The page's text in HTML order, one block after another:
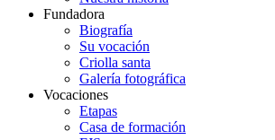
Fundadora
Biografía
Su vocación
Criolla santa
Galería fotográfica
Vocaciones
Etapas
Casa de formación